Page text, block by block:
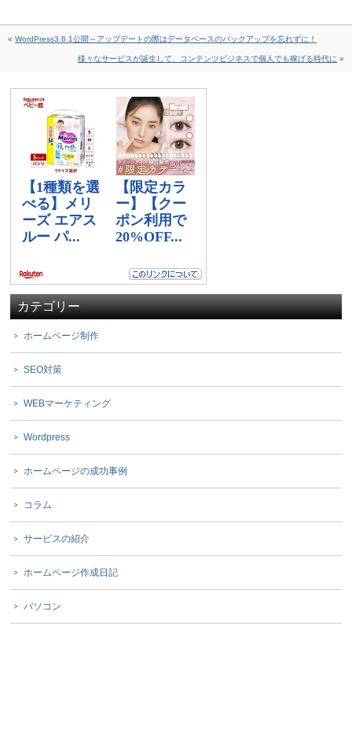
« WordPress3.6.1公開～アップデートの際はデータベースのバックアップを忘れずに！
様々なサービスが誕生して、コンテンツビジネスで個人でも稼げる時代に »
カテゴリー
ホームページ制作
SEO対策
WEBマーケティング
Wordpress
ホームページの成功事例
コラム
サービスの紹介
ホームページ作成日記
パソコン